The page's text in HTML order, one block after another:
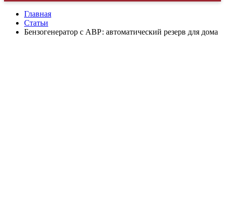
Главная
Статьи
Бензогенератор с АВР: автоматический резерв для дома